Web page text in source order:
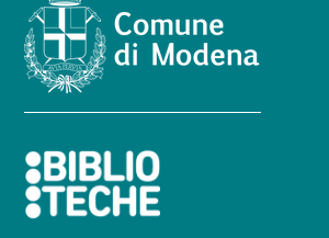
ESPLORA
i
contenuti
SCOPRI
i
servizi